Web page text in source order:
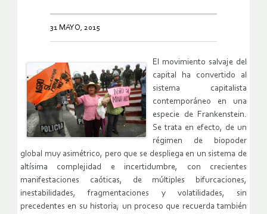
31 MAYO, 2015
El movimiento salvaje del
capital ha convertido al
sistema capitalista
contemporáneo en una
especie de Frankenstein.
Se trata en efecto, de un
régimen de biopoder
global muy asimétrico, pero que se despliega en un sistema de
altísima complejidad e incertidumbre, con crecientes
manifestaciones caóticas, de múltiples bifurcaciones,
inestabilidades, fragmentaciones y volatilidades, sin
precedentes en su historia; un proceso que recuerda también